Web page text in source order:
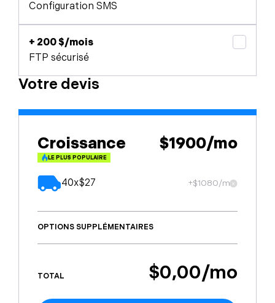
Configuration SMS
+ 200 $/mois
FTP sécurisé
Votre devis
Croissance
LE PLUS POPULAIRE
$1900/mo
40x$27 +$1080/mo
OPTIONS SUPPLÉMENTAIRES
TOTAL $0,00/mo